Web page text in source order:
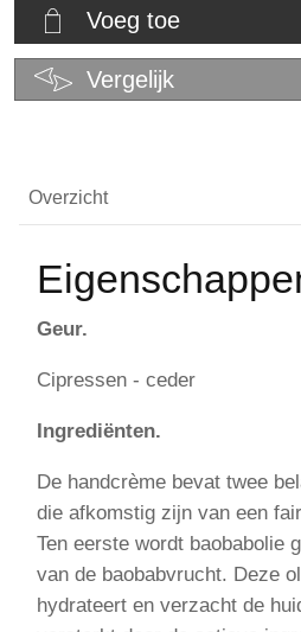
Voeg toe
Vergelijk
Overzicht
Geur.
Cipressen - ceder
Ingrediënten.
De handcrème bevat twee
die afkomstig zijn van een
Ten eerste wordt baobabolie
van de baobabvrucht. Deze
hydrateert en verzacht de